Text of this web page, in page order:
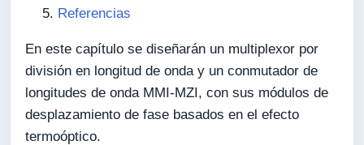
Referencias
En este capítulo se diseñarán un multiplexor por
división en longitud de onda y un conmutador de
longitudes de onda MMI-MZI, con sus módulos de
desplazamiento de fase basados en el efecto
termoóptico.